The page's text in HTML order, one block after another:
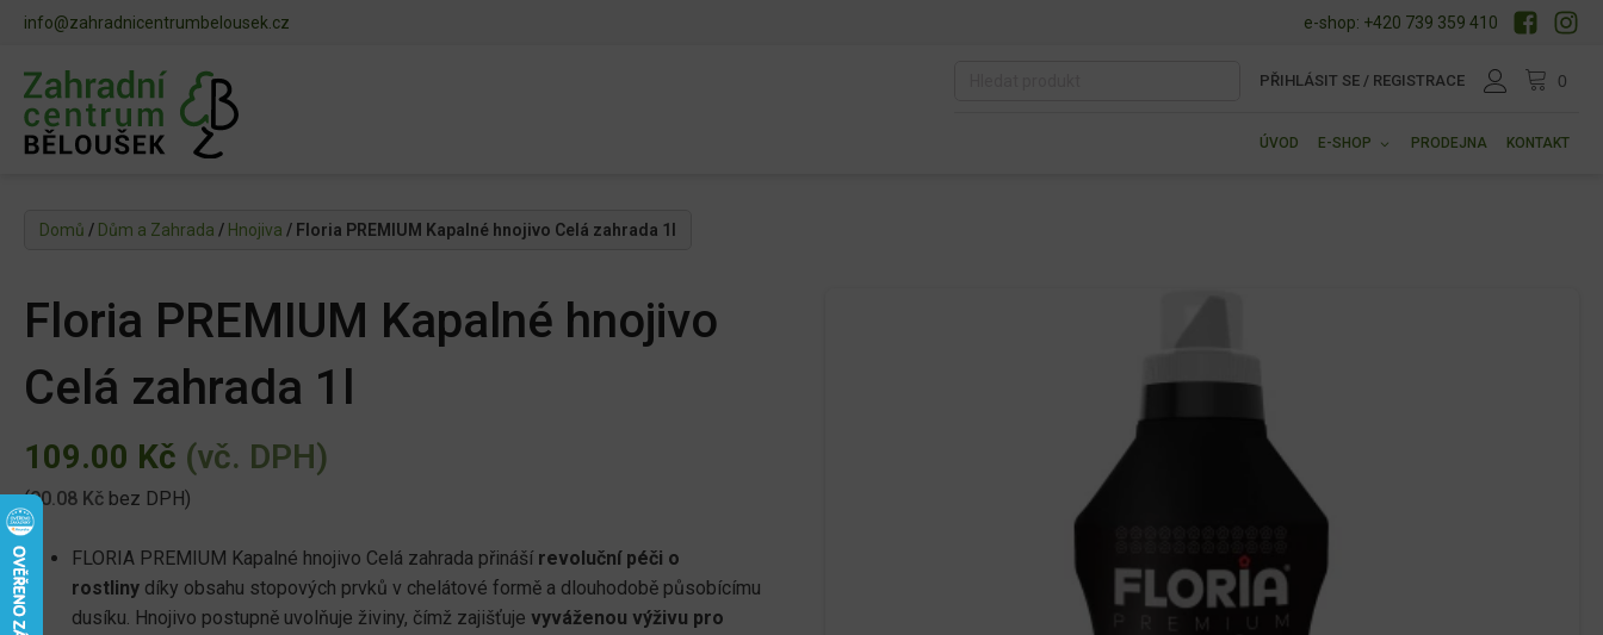
info@zahradnicentrumbelousek.cz e-shop: +420 739 359 410
PŘIHLÁSIT SE / REGISTRACE
ÚVOD E-SHOP PRODEJNA KONTAKT
Domů / Dům a Zahrada / Hnojiva / Floria PREMIUM Kapalné hnojivo Celá zahrada 1l
Floria PREMIUM Kapalné hnojivo
Celá zahrada 1l
109.00 Kč (vč. DPH)
(90.08 Kč bez DPH)
FLORIA PREMIUM Kapalné hnojivo Celá zahrada přináší revoluční péči o
rostliny díky obsahu stopových prvků v chelátové formě a dlouhodobě působícímu
dusíku. Hnojivo postupně uvolňuje živiny, čímž zajišťuje vyváženou výživu pro